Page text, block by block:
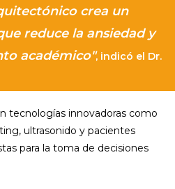
crea un
reduce la ansiedad y
académico", indicó el Dr.
tecnologías innovadoras como
ultrasonido y pacientes
para la toma de decisiones